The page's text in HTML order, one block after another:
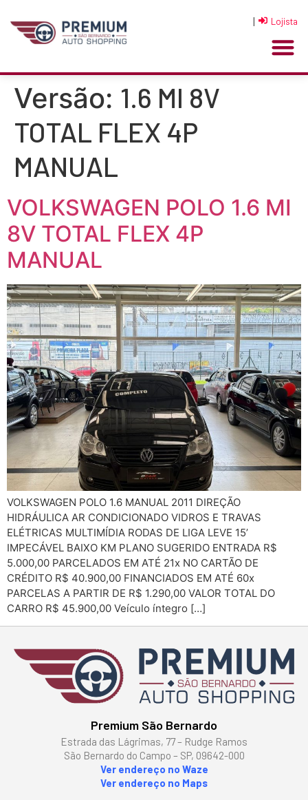
| Lojista
Versão: 1.6 MI 8V
TOTAL FLEX 4P
MANUAL
VOLKSWAGEN POLO 1.6 MI
8V TOTAL FLEX 4P
MANUAL
VOLKSWAGEN POLO 1.6 MANUAL 2011 DIREÇÃO
HIDRÁULICA AR CONDICIONADO VIDROS E TRAVAS
ELÉTRICAS MULTIMÍDIA RODAS DE LIGA LEVE 15’
IMPECÁVEL BAIXO KM PLANO SUGERIDO ENTRADA R$
5.000,00 PARCELADOS EM ATÉ 21x NO CARTÃO DE
CRÉDITO R$ 40.900,00 FINANCIADOS EM ATÉ 60x
PARCELAS A PARTIR DE R$ 1.290,00 VALOR TOTAL DO
CARRO R$ 45.900,00 Veículo íntegro […]
Premium São Bernardo
Estrada das Lágrimas, 77 – Rudge Ramos
São Bernardo do Campo – SP, 09642-000
Ver endereço no Waze
Ver endereço no Maps